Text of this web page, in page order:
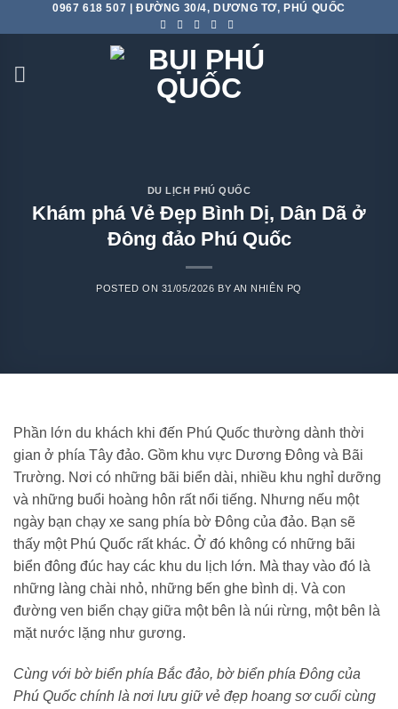
to
0967 618 507 | ĐƯỜNG 30/4, DƯƠNG TƠ, PHÚ QUỐC
DU LỊCH PHÚ QUỐC
Khám phá Vẻ Đẹp Bình Dị, Dân Dã ở
Đông đảo Phú Quốc
POSTED ON 31/05/2026 BY AN NHIÊN PQ
Phần lớn du khách khi đến Phú Quốc thường dành thời
gian ở phía Tây đảo. Gồm khu vực Dương Đông và Bãi
Trường. Nơi có những bãi biển dài, nhiều khu nghỉ dưỡng
và những buổi hoàng hôn rất nổi tiếng. Nhưng nếu một
ngày bạn chạy xe sang phía bờ Đông của đảo. Bạn sẽ
thấy một Phú Quốc rất khác. Ở đó không có những bãi
biển đông đúc hay các khu du lịch lớn. Mà thay vào đó là
những làng chài nhỏ, những bến ghe bình dị. Và con
đường ven biển chạy giữa một bên là núi rừng, một bên là
mặt nước lặng như gương.
Cùng với bờ biển phía Bắc đảo, bờ biển phía Đông của
Phú Quốc chính là nơi lưu giữ vẻ đẹp hoang sơ cuối cùng